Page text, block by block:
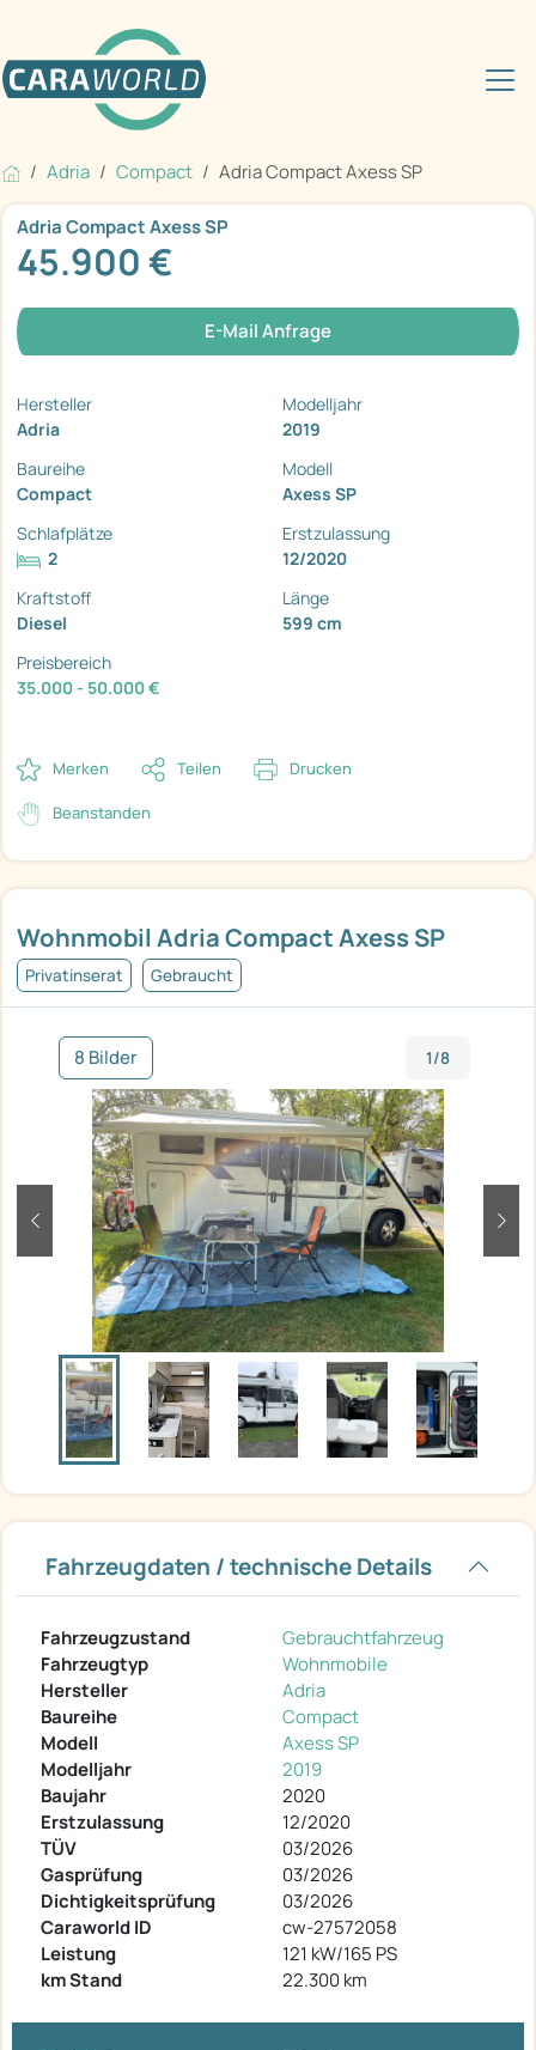
Adria Compact Adria Compact Axess SP
Wohnmobil Adria Compact Axess SP
Privatinserat Gebraucht
8 Bilder 1/8
zurück
Fahrzeugdaten / technische Details
Fahrzeugzustand
Gebrauchtfahrzeug
Fahrzeugtyp
Wohnmobile
Hersteller
Adria
Baureihe
Compact
Modell
Axess SP
Modelljahr
2019
Baujahr
2020
Erstzulassung
12/2020
TÜV
03/2026
Gasprüfung
03/2026
Dichtigkeitsprüfung
03/2026
Caraworld ID
cw-27572058
Leistung
121 kW/165 PS
km Stand
22.300 km
Adria Compact Axess SP
45.900 €
E-Mail Anfrage
Hersteller
Adria
Modelljahr
2019
Baureihe
Compact
Modell
Axess SP
Schlafplätze
2
Erstzulassung
12/2020
Kraftstoff
Diesel
Länge
599 cm
Preisbereich
35.000 - 50.000 €
Merken Teilen Drucken
Beanstanden